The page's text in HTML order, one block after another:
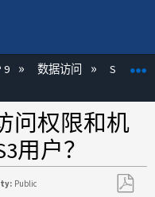
9 数据访问 S3
问权限和机
用户？
Public